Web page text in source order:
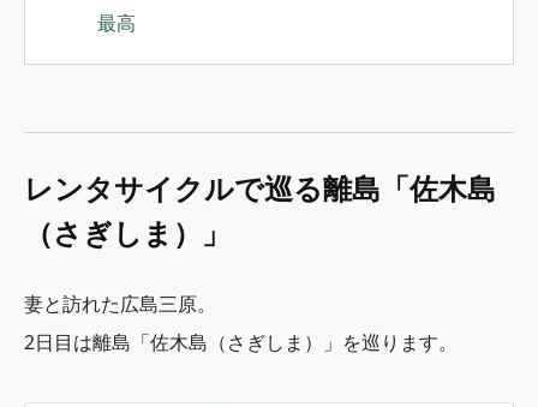
最高
レンタサイクルで巡る離島「佐木島
（さぎしま）」
妻と訪れた広島三原。
2日目は離島「佐木島（さぎしま）」を巡ります。